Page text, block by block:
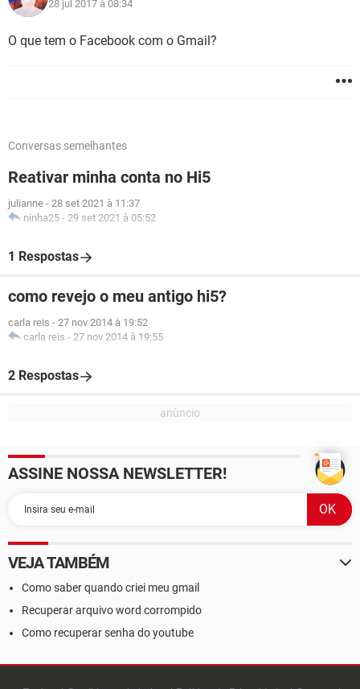
28 jul 2017 à 08:34
O que tem o Facebook com o Gmail?
Conversas semelhantes
Reativar minha conta no Hi5
julianne - 28 set 2021 à 11:37
ninha25 - 29 set 2021 à 05:52
1 Respostas
como revejo o meu antigo hi5?
carla reis - 27 nov 2014 à 19:52
carla reis - 27 nov 2014 à 19:55
2 Respostas
ASSINE NOSSA NEWSLETTER!
VEJA TAMBÉM
Como saber quando criei meu gmail
Recuperar arquivo word corrompido
Como recuperar senha do youtube